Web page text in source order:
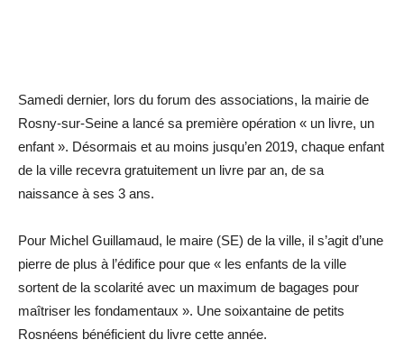
Samedi dernier, lors du forum des associations, la mairie de
Rosny-sur-Seine a lancé sa première opération « un livre, un
enfant ». Désormais et au moins jusqu’en 2019, chaque enfant
de la ville recevra gratuitement un livre par an, de sa
naissance à ses 3 ans.
Pour Michel Guillamaud, le maire (SE) de la ville, il s’agit d’une
pierre de plus à l’édifice pour que « les enfants de la ville
sortent de la scolarité avec un maximum de bagages pour
maîtriser les fondamentaux ». Une soixantaine de petits
Rosnéens bénéficient du livre cette année.